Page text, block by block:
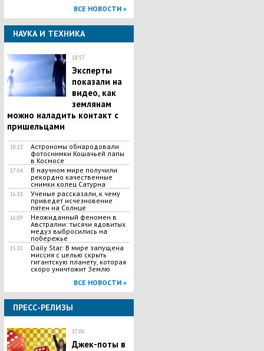
ВСЕ НОВОСТИ »
НАУКА И ТЕХНИКА
18:57
Эксперты
показали на
видео, как
землянам
можно наладить контакт с
пришельцами
18:22
Астрономы обнародовали
фотоснимки Кошачьей лапы
в Космосе
17:04
В научном мире получили
рекордно качественные
снимки колец Сатурна
16:53
Ученые рассказали, к чему
приведет исчезновение
пятен на Солнце
16:09
Неожиданный феномен в
Австралии: тысячи ядовитых
медуз выбросились на
побережье
15:31
Daily Star: В мире запущена
миссия с целью скрыть
гигантскую планету, которая
скоро уничтожит Землю
ВСЕ НОВОСТИ »
ПРЕСС-РЕЛИЗЫ
17:06
Джек-поты в